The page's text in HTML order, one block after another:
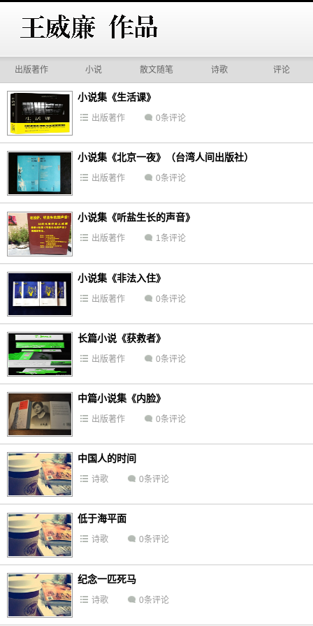
出版著作 小说 散文随笔 诗歌 评论
小说集《生活课》
出版著作 0条评论
小说集《北京一夜》（台湾人间出版社）
出版著作 0条评论
小说集《听盐生长的声音》
出版著作 1条评论
小说集《非法入住》
出版著作 0条评论
长篇小说《获救者》
出版著作 0条评论
中篇小说集《内脸》
出版著作 0条评论
中国人的时间
诗歌 0条评论
低于海平面
诗歌 0条评论
纪念一匹死马
诗歌 0条评论